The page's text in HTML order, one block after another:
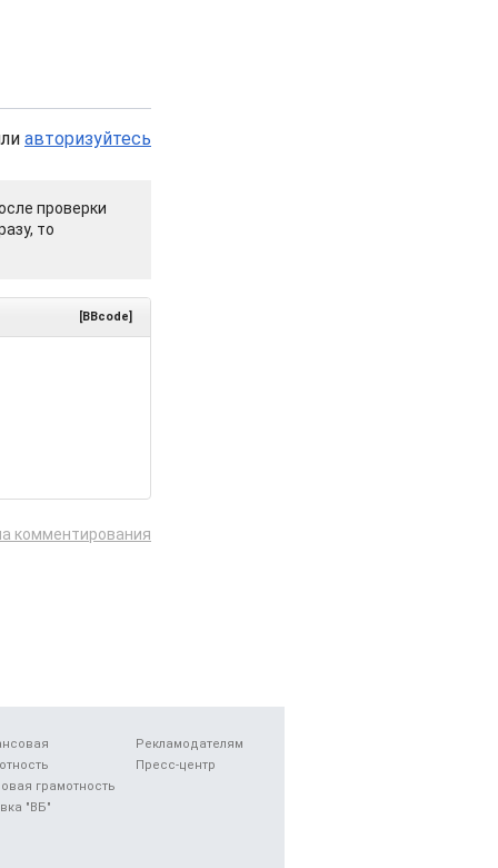
авторизуйтесь
проверки
то
[BBcode]
комментирования
грамотность
"ВБ"
Рекламодателям
Пресс-центр